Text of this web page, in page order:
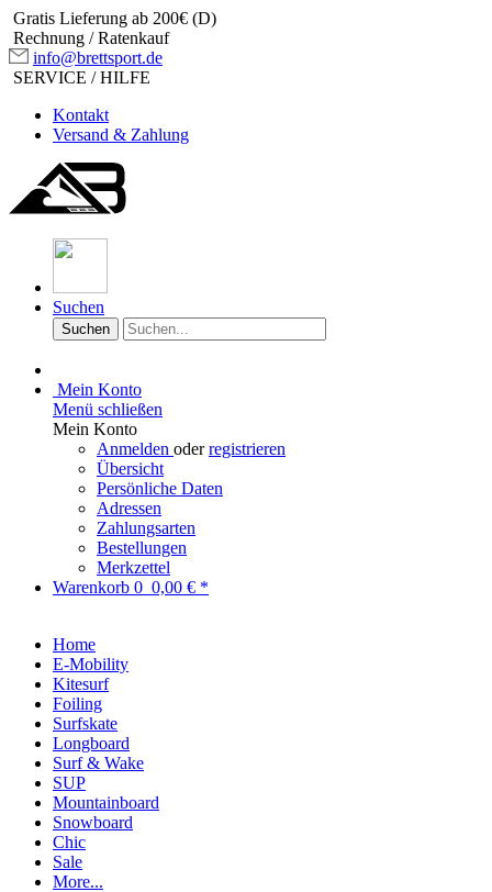
Gratis Lieferung ab 200€ (D)
Rechnung / Ratenkauf
info@brettsport.de
SERVICE / HILFE
Kontakt
Versand & Zahlung
Suchen
Suchen
Mein Konto
Menü schließen
Mein Konto
Anmelden oderregistrieren
Übersicht
Persönliche Daten
Adressen
Zahlungsarten
Bestellungen
Merkzettel
Warenkorb 0 0,00 € *
Home
E-Mobility
Kitesurf
Foiling
Surfskate
Longboard
Surf & Wake
SUP
Mountainboard
Snowboard
Chic
Sale
More...